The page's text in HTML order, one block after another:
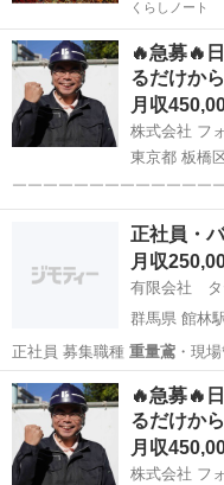
くらしノート
🔥急募🔥
るだけか
月収
株式会社 フ
東京都 板橋
全に運ぶ… 板橋区 鳶職
正社員・
月収
有限会社 タ
群馬県 館林
正社員 募集職種 重量鳶・現
群馬 館林市 館林駅
🔥急募🔥
るだけか
月収
株式会社 フ